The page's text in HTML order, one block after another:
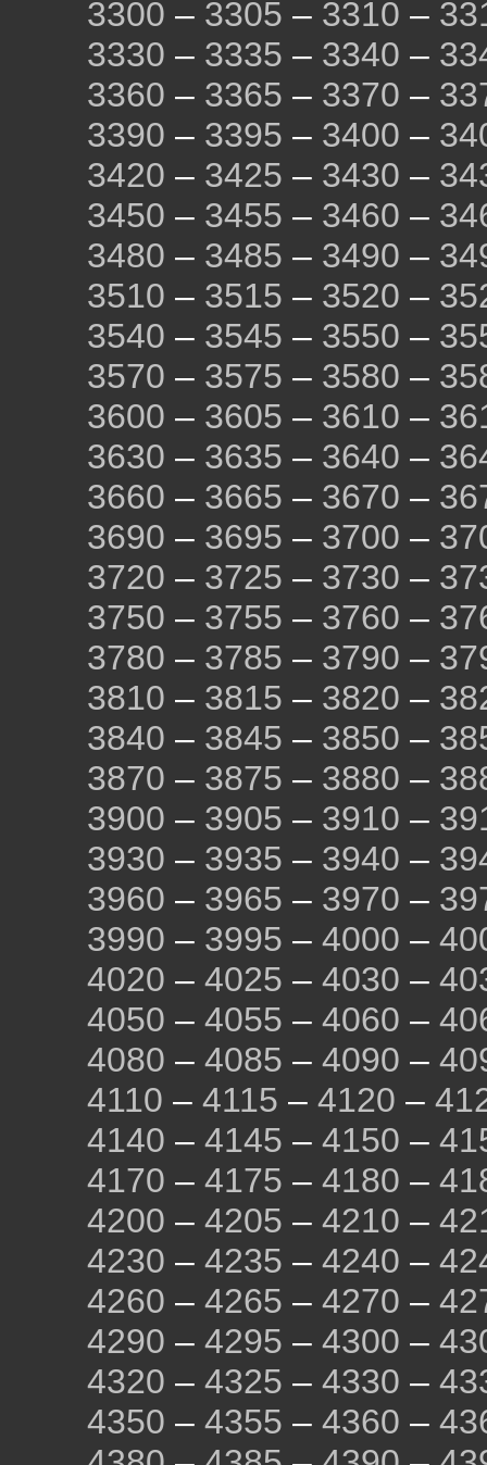
3300 – 3305 – 3310 –
3330 – 3335 – 3340 –
3360 – 3365 – 3370 –
3390 – 3395 – 3400 –
3420 – 3425 – 3430 –
3450 – 3455 – 3460 –
3480 – 3485 – 3490 –
3510 – 3515 – 3520 –
3540 – 3545 – 3550 –
3570 – 3575 – 3580 –
3600 – 3605 – 3610 –
3630 – 3635 – 3640 –
3660 – 3665 – 3670 –
3690 – 3695 – 3700 –
3720 – 3725 – 3730 –
3750 – 3755 – 3760 –
3780 – 3785 – 3790 –
3810 – 3815 – 3820 –
3840 – 3845 – 3850 –
3870 – 3875 – 3880 –
3900 – 3905 – 3910 –
3930 – 3935 – 3940 –
3960 – 3965 – 3970 –
3990 – 3995 – 4000 –
4020 – 4025 – 4030 –
4050 – 4055 – 4060 –
4080 – 4085 – 4090 –
4110 – 4115 – 4120 –
4140 – 4145 – 4150 –
4170 – 4175 – 4180 –
4200 – 4205 – 4210 –
4230 – 4235 – 4240 –
4260 – 4265 – 4270 –
4290 – 4295 – 4300 –
4320 – 4325 – 4330 –
4350 – 4355 – 4360 –